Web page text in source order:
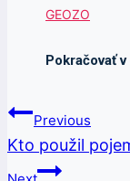
Navigácia
V
Previous
Kto použil